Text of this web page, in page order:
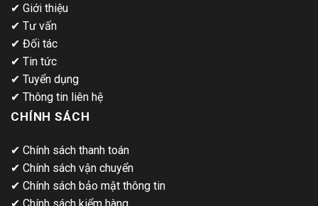
✔ Giới thiệu
✔ Tư vấn
✔ Đối tác
✔ Tin tức
✔ Tuyển dụng
✔ Thông tin liên hệ
CHÍNH SÁCH
✔ Chính sách thanh toán
✔ Chính sách vận chuyển
✔ Chính sách bảo mật thông tin
✔ Chính sách kiểm hàng